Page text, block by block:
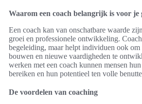
Waarom een coach belangrijk is voor je
Een coach kan van onschatbare waarde
groei en professionele ontwikkeling.
begeleiding, maar helpt individuen ook
bouwen en nieuwe vaardigheden te
werken met een coach kunnen mensen
bereiken en hun potentieel ten volle
De voordelen van coaching